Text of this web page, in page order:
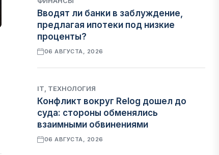
Вводят ли банки в заблуждение,
предлагая ипотеки под низкие
проценты?
06 АВГУСТА, 2026
IT, ТЕХНОЛОГИЯ
Конфликт вокруг Relog дошел до
суда: стороны обменялись
взаимными обвинениями
06 АВГУСТА, 2026